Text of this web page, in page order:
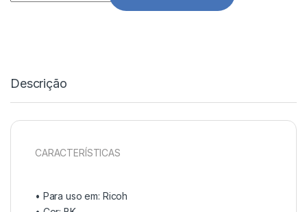
Descrição
CARACTERÍSTICAS
• Para uso em: Ricoh